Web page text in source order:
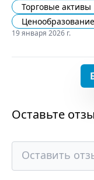
Торговые активы
Ценообразование
19 января 2026 г.
Оставьте